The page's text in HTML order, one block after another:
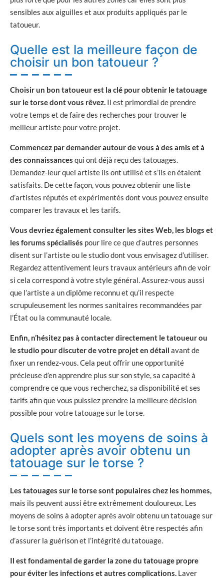
sensibles aux aiguilles et aux produits appliqués par le
tatoueur.
Quelle est la meilleure façon de
choisir un bon tatoueur ?
Choisir un bon tatoueur est la clé pour obtenir le tatouage
sur le torse dont vous rêvez. Il est primordial de prendre
votre temps et de faire des recherches pour trouver le
meilleur artiste pour votre projet.
Commencez par demander autour de vous à des amis et à
des connaissances qui ont déjà reçu des tatouages.
Demandez-leur quel artiste ils ont utilisé et s’ils en étaient
satisfaits. De cette façon, vous pouvez obtenir une liste
d’artistes réputés et expérimentés dont vous pouvez ensuite
comparer les travaux et les tarifs.
Vous devriez également consulter les sites Web, les blogs et
les forums spécialisés pour lire ce que d’autres personnes
disent sur l’artiste ou le studio dont vous envisagez d’utiliser.
Regardez attentivement leurs travaux antérieurs afin de voir
si cela correspond à votre style général. Assurez-vous aussi
que l’artiste a un diplôme reconnu et qu’il respecte
scrupuleusement les normes sanitaires recommandées par
l’État ou la communauté locale.
Enfin, n’hésitez pas à contacter directement le tatoueur ou
le studio pour discuter de votre projet en détail avant de
fixer un rendez-vous. Cela peut offrir une opportunité
précieuse d’en apprendre plus sur son style, sa capacité à
comprendre ce que vous recherchez, sa disponibilité et ses
tarifs afin que vous puissiez prendre la meilleure décision
possible pour votre tatouage sur le torse.
Quels sont les moyens de soins à
adopter après avoir obtenu un
tatouage sur le torse ?
Les tatouages sur le torse sont populaires chez les hommes,
mais ils peuvent aussi être extrêmement douloureux. Les
moyens de soins à adopter après avoir obtenu un tatouage sur
le torse sont très importants et doivent être respectés afin
d’assurer la guérison et l’intégrité du tatouage.
Il est fondamental de garder la zone du tatouage propre
pour éviter les infections et autres complications. Laver